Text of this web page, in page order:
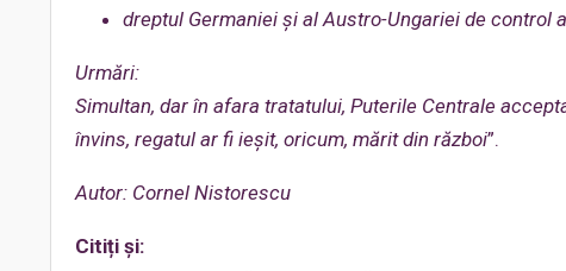
dreptul Germaniei și al Austro-Ungariei de control
Urmări:
Simultan, dar în afara tratatului, Puterile Centrale
învins, regatul ar fi ieșit, oricum, mărit din război”.
Autor: Cornel Nistorescu
Citiți și: